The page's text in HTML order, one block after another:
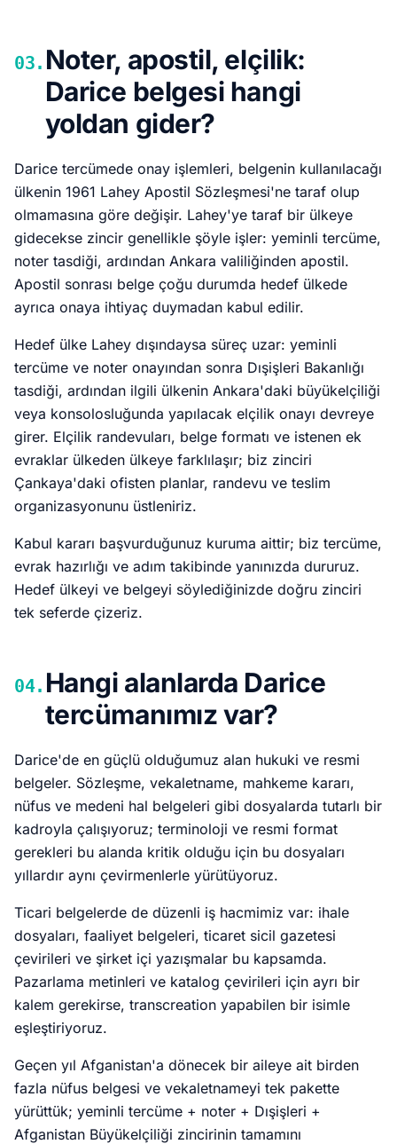
03. Noter, apostil, elçilik:
Darice belgesi hangi
yoldan gider?
Darice tercümede onay işlemleri, belgenin kullanılacağı
ülkenin 1961 Lahey Apostil Sözleşmesi'ne taraf olup
olmamasına göre değişir. Lahey'ye taraf bir ülkeye
gidecekse zincir genellikle şöyle işler: yeminli tercüme,
noter tasdiği, ardından Ankara valiliğinden apostil.
Apostil sonrası belge çoğu durumda hedef ülkede
ayrıca onaya ihtiyaç duymadan kabul edilir.
Hedef ülke Lahey dışındaysa süreç uzar: yeminli
tercüme ve noter onayından sonra Dışişleri Bakanlığı
tasdiği, ardından ilgili ülkenin Ankara'daki büyükelçiliği
veya konsolosluğunda yapılacak elçilik onayı devreye
girer. Elçilik randevuları, belge formatı ve istenen ek
evraklar ülkeden ülkeye farklılaşır; biz zinciri
Çankaya'daki ofisten planlar, randevu ve teslim
organizasyonunu üstleniriz.
Kabul kararı başvurduğunuz kuruma aittir; biz tercüme,
evrak hazırlığı ve adım takibinde yanınızda dururuz.
Hedef ülkeyi ve belgeyi söylediğinizde doğru zinciri
tek seferde çizeriz.
04. Hangi alanlarda Darice
tercümanımız var?
Darice'de en güçlü olduğumuz alan hukuki ve resmi
belgeler. Sözleşme, vekaletname, mahkeme kararı,
nüfus ve medeni hal belgeleri gibi dosyalarda tutarlı bir
kadroyla çalışıyoruz; terminoloji ve resmi format
gerekleri bu alanda kritik olduğu için bu dosyaları
yıllardır aynı çevirmenlerle yürütüyoruz.
Ticari belgelerde de düzenli iş hacmimiz var: ihale
dosyaları, faaliyet belgeleri, ticaret sicil gazetesi
çevirileri ve şirket içi yazışmalar bu kapsamda.
Pazarlama metinleri ve katalog çevirileri için ayrı bir
kalem gerekirse, transcreation yapabilen bir isimle
eşleştiriyoruz.
Geçen yıl Afganistan'a dönecek bir aileye ait birden
fazla nüfus belgesi ve vekaletnameyi tek pakette
yürüttük; yeminli tercüme + noter + Dışişleri +
Afganistan Büyükelçiliği zincirinin tamamını